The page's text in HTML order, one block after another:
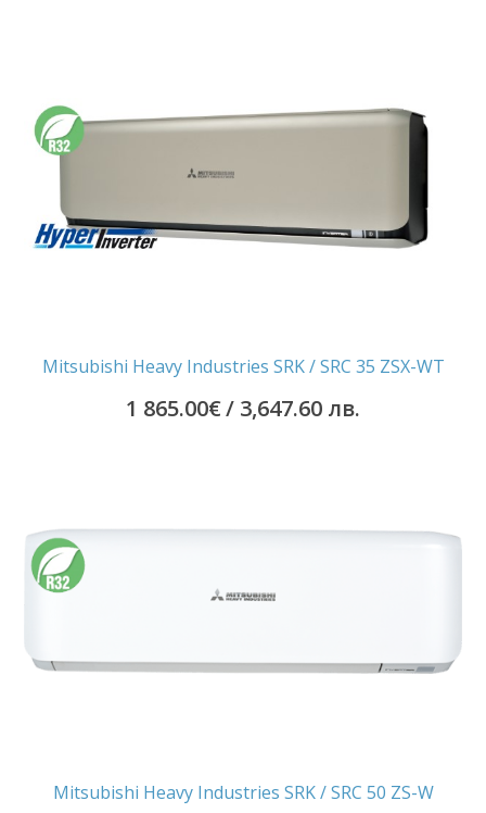
Mitsubishi Heavy Industries SRK / SRC 35 ZSX-WT
1 865.00€/ 3,647.60 лв.
Mitsubishi Heavy Industries SRK / SRC 50 ZS-W